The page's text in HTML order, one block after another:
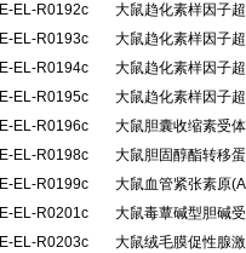
E-EL-R0192c
大鼠趋化素样因子
E-EL-R0193c
大鼠趋化素样因子
E-EL-R0194c
大鼠趋化素样因子
E-EL-R0195c
大鼠趋化素样因子
E-EL-R0196c
大鼠胆囊收缩素受
E-EL-R0198c
大鼠胆固醇酯转移
E-EL-R0199c
大鼠血管紧张素原
E-EL-R0201c
大鼠毒蕈碱型胆碱
E-EL-R0203c
大鼠绒毛膜促性腺